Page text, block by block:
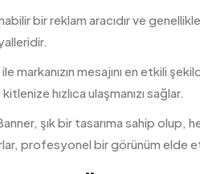
bir reklam aracıdır ve
markanızın mesajını en etkili
hızlıca ulaşmanızı sağlar.
şık bir tasarıma sahip olup,
profesyonel bir görünüm elde